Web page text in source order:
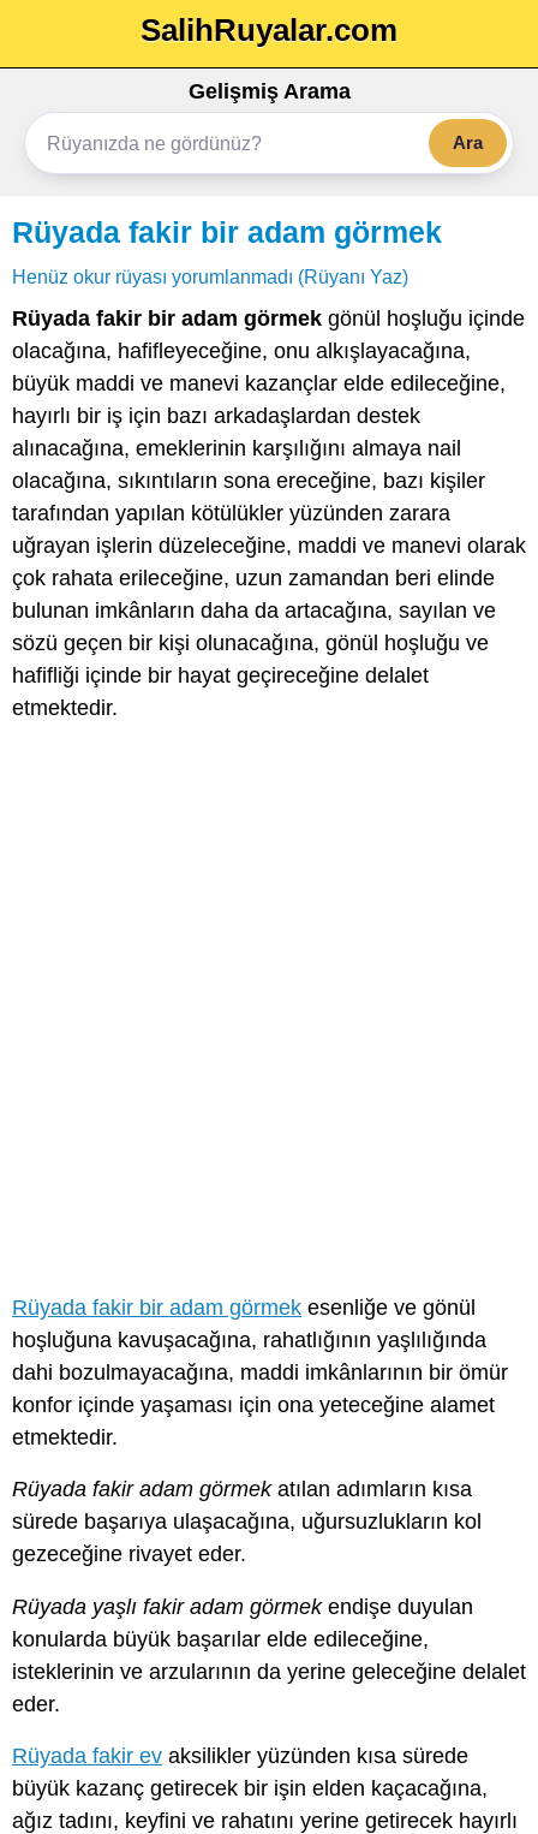
SalihRuyalar.com
Gelişmiş Arama
Ara
Rüyada fakir bir adam görmek
Henüz okur rüyası yorumlanmadı (Rüyanı Yaz)
Rüyada fakir bir adam görmek gönül hoşluğu içinde
olacağına, hafifleyeceğine, onu alkışlayacağına,
büyük maddi ve manevi kazançlar elde edileceğine,
hayırlı bir iş için bazı arkadaşlardan destek
alınacağına, emeklerinin karşılığını almaya nail
olacağına, sıkıntıların sona ereceğine, bazı kişiler
tarafından yapılan kötülükler yüzünden zarara
uğrayan işlerin düzeleceğine, maddi ve manevi olarak
çok rahata erileceğine, uzun zamandan beri elinde
bulunan imkânların daha da artacağına, sayılan ve
sözü geçen bir kişi olunacağına, gönül hoşluğu ve
hafifliği içinde bir hayat geçireceğine delalet
etmektedir.
Rüyada fakir bir adam görmek esenliğe ve gönül
hoşluğuna kavuşacağına, rahatlığının yaşlılığında
dahi bozulmayacağına, maddi imkânlarının bir ömür
konfor içinde yaşaması için ona yeteceğine alamet
etmektedir.
Rüyada fakir adam görmekatılan adımların kısa
sürede başarıya ulaşacağına, uğursuzlukların kol
gezeceğine rivayet eder.
Rüyada yaşlı fakir adam görmekendişe duyulan
konularda büyük başarılar elde edileceğine,
isteklerinin ve arzularının da yerine geleceğine delalet
eder.
Rüyada fakir ev aksilikler yüzünden kısa sürede
büyük kazanç getirecek bir işin elden kaçacağına,
ağız tadını, keyfini ve rahatını yerine getirecek hayırlı